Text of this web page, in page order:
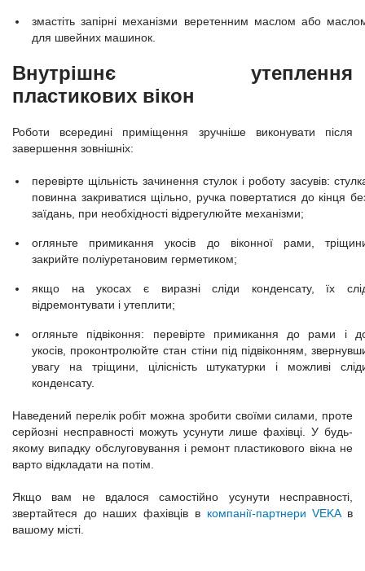
змастіть запірні механізми веретенним маслом або
для швейних машинок.
Внутрішнє утеплення
пластикових вікон
Роботи всередині приміщення зручніше виконувати після
завершення зовнішніх:
перевірте щільність зачинення стулок і роботу засувів:
повинна закриватися щільно, ручка повертатися до кінця
заїдань, при необхідності відрегулюйте механізми;
огляньте примикання укосів до віконної рами,
закрийте поліуретановим герметиком;
якщо на укосах є виразні сліди конденсату, їх
відремонтувати і утеплити;
огляньте підвіконня: перевірте примикання до рами і
укосів, проконтролюйте стан стіни під підвіконням,
увагу на тріщини, цілісність штукатурки і можливі
конденсату.
Наведений перелік робіт можна зробити своїми силами, проте
серйозні несправності можуть усунути лише фахівці. У будь-
якому випадку обслуговування і ремонт пластикового вікна не
варто відкладати на потім.
Якщо вам не вдалося самостійно усунути несправності,
звертайтеся до наших фахівців в компанії-партнери VEKAв
вашому місті.